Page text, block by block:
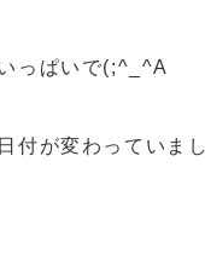
っぱいで(;^_^A
付が変わっていま